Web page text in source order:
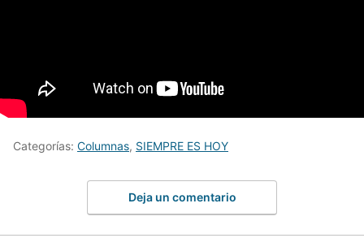
Categorías: Columnas, SIEMPRE ES HOY
Deja un comentario